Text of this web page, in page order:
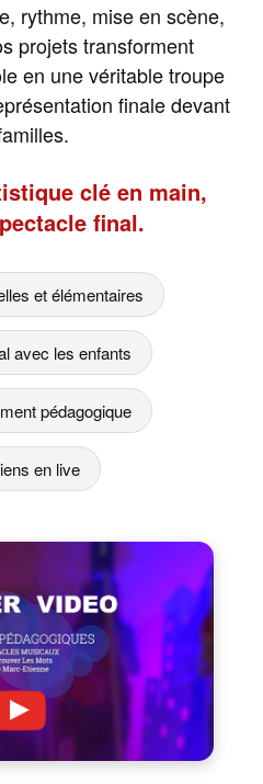
rythme, mise en scène,
projets transforment
en une véritable troupe
finale devant
clé en main,
final.
et élémentaires
avec les enfants
pédagogique
en live